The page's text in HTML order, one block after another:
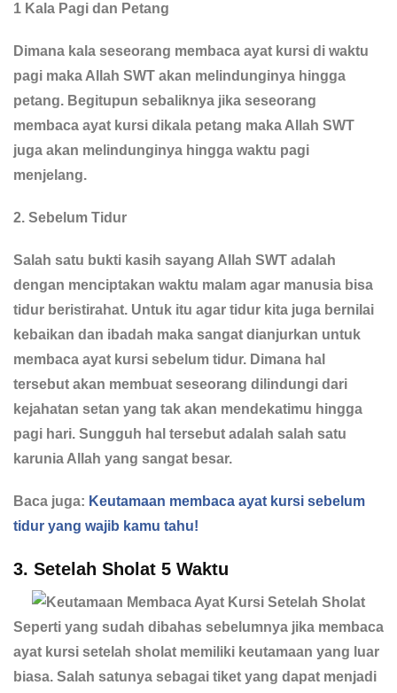
1 Kala Pagi dan Petang
Dimana kala seseorang membaca ayat kursi di waktu
pagi maka Allah SWT akan melindunginya hingga
petang. Begitupun sebaliknya jika seseorang
membaca ayat kursi dikala petang maka Allah SWT
juga akan melindunginya hingga waktu pagi
menjelang.
2. Sebelum Tidur
Salah satu bukti kasih sayang Allah SWT adalah
dengan menciptakan waktu malam agar manusia bisa
tidur beristirahat. Untuk itu agar tidur kita juga bernilai
kebaikan dan ibadah maka sangat dianjurkan untuk
membaca ayat kursi sebelum tidur. Dimana hal
tersebut akan membuat seseorang dilindungi dari
kejahatan setan yang tak akan mendekatimu hingga
pagi hari. Sungguh hal tersebut adalah salah satu
karunia Allah yang sangat besar.
Baca juga: Keutamaan membaca ayat kursi sebelum
tidur yang wajib kamu tahu!
3. Setelah Sholat 5 Waktu
Seperti yang sudah dibahas sebelumnya jika membaca
ayat kursi setelah sholat memiliki keutamaan yang luar
biasa. Salah satunya sebagai tiket yang dapat menjadi